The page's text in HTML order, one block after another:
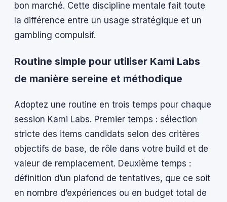
bon marché. Cette discipline mentale fait toute
la différence entre un usage stratégique et un
gambling compulsif.
Routine simple pour utiliser Kami Labs
de manière sereine et méthodique
Adoptez une routine en trois temps pour chaque
session Kami Labs. Premier temps : sélection
stricte des items candidats selon des critères
objectifs de base, de rôle dans votre build et de
valeur de remplacement. Deuxième temps :
définition d’un plafond de tentatives, que ce soit
en nombre d’expériences ou en budget total de